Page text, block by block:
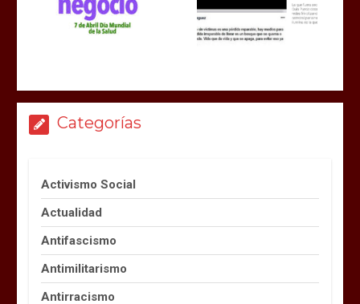
Categorías
Activismo Social
Actualidad
Antifascismo
Antimilitarismo
Antirracismo